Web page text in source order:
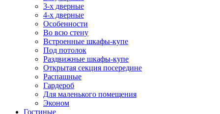
3-х дверные
4-х дверные
Особенности
Во всю стену
Встроенные шкафы-купе
Под потолок
Раздвижные шкафы-купе
Открытая секция посередине
Распашные
Гардероб
Для маленького помещения
Эконом
Гостиные